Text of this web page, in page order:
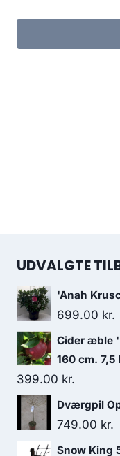
UDVALGTE
'Anah
699.00 kr.
Cider æble
160 cm.
399.00 kr.
Dværgpil
749.00 kr.
Snow King